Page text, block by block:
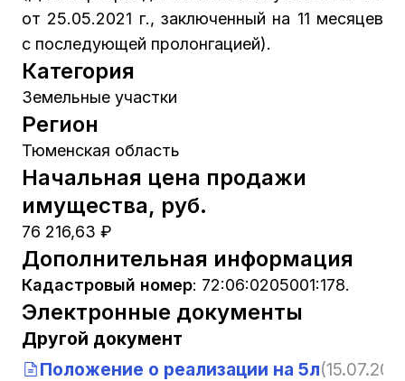
от 25.05.2021 г., заключенный на 11 месяцев
с последующей пролонгацией).
Категория
Земельные участки
Регион
Тюменская область
Начальная цена продажи
имущества, руб.
76 216,63 ₽
Дополнительная информация
Кадастровый номер: 72:06:0205001:178.
Электронные документы
Другой документ
Положение о реализации на 5л